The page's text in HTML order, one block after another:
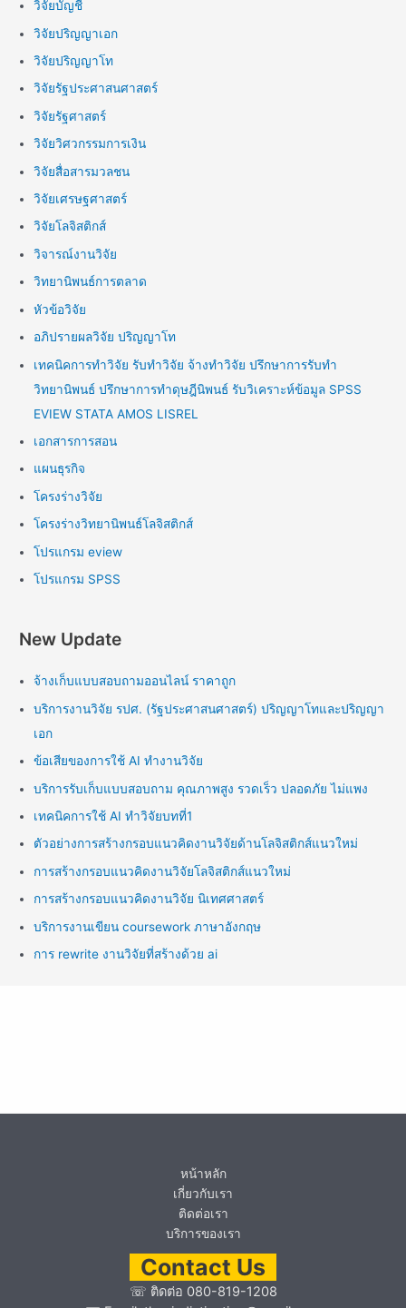
วิจัยบัญชี
วิจัยปริญญาเอก
วิจัยปริญญาโท
วิจัยรัฐประศาสนศาสตร์
วิจัยรัฐศาสตร์
วิจัยวิศวกรรมการเงิน
วิจัยสื่อสารมวลชน
วิจัยเศรษฐศาสตร์
วิจัยโลจิสติกส์
วิจารณ์งานวิจัย
วิทยานิพนธ์การตลาด
หัวข้อวิจัย
อภิปรายผลวิจัย ปริญญาโท
เทคนิคการทำวิจัย รับทำวิจัย จ้างทำวิจัย ปรึกษาการรับทำ
วิทยานิพนธ์ ปรึกษาการทำดุษฎีนิพนธ์ รับวิเคราะห์ข้อมูล SPSS
EVIEW STATA AMOS LISREL
เอกสารการสอน
แผนธุรกิจ
โครงร่างวิจัย
โครงร่างวิทยานิพนธ์โลจิสติกส์
โปรแกรม eview
โปรแกรม SPSS
New Update
จ้างเก็บแบบสอบถามออนไลน์ ราคาถูก
บริการงานวิจัย รปศ. (รัฐประศาสนศาสตร์) ปริญญาโทและปริญญา
เอก
ข้อเสียของการใช้ AI ทำงานวิจัย
บริการรับเก็บแบบสอบถาม คุณภาพสูง รวดเร็ว ปลอดภัย ไม่แพง
เทคนิคการใช้ AI ทำวิจัยบทที่1
ตัวอย่างการสร้างกรอบแนวคิดงานวิจัยด้านโลจิสติกส์แนวใหม่
การสร้างกรอบแนวคิดงานวิจัยโลจิสติกส์แนวใหม่
การสร้างกรอบแนวคิดงานวิจัย นิเทศศาสตร์
บริการงานเขียน coursework ภาษาอังกฤษ
การ rewrite งานวิจัยที่สร้างด้วย ai
หน้าหลัก
เกี่ยวกับเรา
ติดต่อเรา
บริการของเรา
Contact Us
☏ ติดต่อ 080-819-1208